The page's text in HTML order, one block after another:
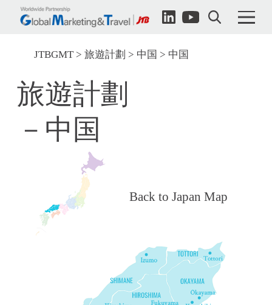
JTBGMT 旅遊計劃 中国 中国
旅遊計劃
－中国
Back to Japan Map